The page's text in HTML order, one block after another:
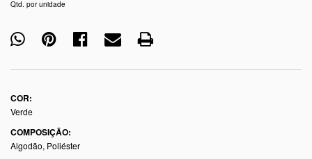
Qtd. por unidade
COR:
Verde
COMPOSIÇÃO:
Algodão, Poliéster